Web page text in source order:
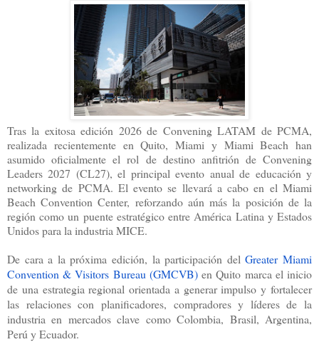
Tras la exitosa edición 2026 de Convening LATAM de PCMA,
realizada recientemente en Quito, Miami y Miami Beach han
asumido oficialmente el rol de destino anfitrión de Convening
Leaders 2027 (CL27), el principal evento anual de educación y
networking de PCMA. El evento se llevará a cabo en el Miami
Beach Convention Center, reforzando aún más la posición de la
región como un puente estratégico entre América Latina y Estados
Unidos para la industria MICE.
De cara a la próxima edición, la participación delGreater Miami
Convention & Visitors Bureau (GMCVB)en Quito marca el inicio
de una estrategia regional orientada a generar impulso y fortalecer
las relaciones con planificadores, compradores y líderes de la
industria en mercados clave como Colombia, Brasil, Argentina,
Perú y Ecuador.